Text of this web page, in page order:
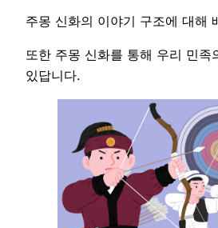
주몽 신화의 이야기 구조에 대해
또한 주몽 신화를 통해 우리 민족
있답니다.